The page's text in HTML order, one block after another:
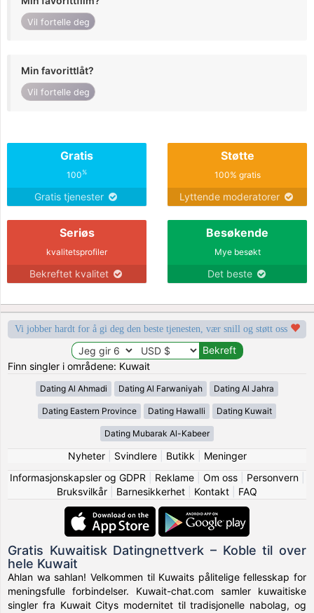
Vil fortelle deg
Min favorittlåt?
Vil fortelle deg
Gratis
100%
Gratis tjenester
Støtte
100% gratis
Lyttende moderatorer
Seriøs
kvalitetsprofiler
Bekreftet kvalitet
Besøkende
Mye besøkt
Det beste
Vi jobber hardt for å gi deg den beste tjenesten, vær snill og støtt oss
Finn singler i områdene: Kuwait
Dating Al Ahmadi Dating Al Farwaniyah Dating Al Jahra
Dating Eastern Province Dating Hawalli Dating Kuwait
Dating Mubarak Al-Kabeer
Nyheter| Svindlere| Butikk
Meninger
Informasjonskapsler og GDPR
Reklame| Om oss| Personvern|
Bruksvilkår
Barnesikkerhet Kontakt FAQ
Gratis Kuwaitisk Datingnettverk – Koble til over
hele Kuwait
Ahlan wa sahlan! Velkommen til Kuwaits pålitelige fellesskap for
meningsfulle forbindelser. Kuwait-chat.com samler kuwaitiske
singler fra Kuwait Citys modernitet til tradisjonelle nabolag, og